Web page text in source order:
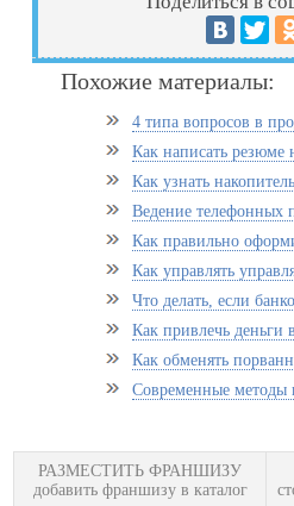
Похожие материалы:
4 типа вопросов в
Как написать резюме
Как узнать
Ведение телефонных
Как правильно
Как управлять
Что делать, если
Как привлечь деньги
Как обменять
Современные методы
РАЗМЕСТИТЬ ФРАНШИЗУ
добавить франшизу в каталог